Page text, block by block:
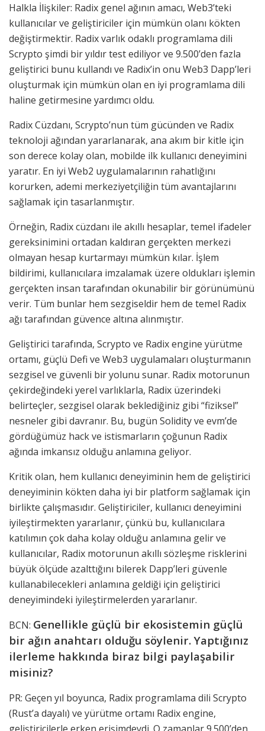
Halkla İlişkiler: Radix genel ağının amacı, Web3’teki
kullanıcılar ve geliştiriciler için mümkün olanı kökten
değiştirmektir. Radix varlık odaklı programlama dili
Scrypto şimdi bir yıldır test ediliyor ve 9.500’den fazla
geliştirici bunu kullandı ve Radix’in onu Web3 Dapp’leri
oluşturmak için mümkün olan en iyi programlama dili
haline getirmesine yardımcı oldu.
Radix Cüzdanı, Scrypto’nun tüm gücünden ve Radix
teknoloji ağından yararlanarak, ana akım bir kitle için
son derece kolay olan, mobilde ilk kullanıcı deneyimini
yaratır. En iyi Web2 uygulamalarının rahatlığını
korurken, ademi merkeziyetçiliğin tüm avantajlarını
sağlamak için tasarlanmıştır.
Örneğin, Radix cüzdanı ile akıllı hesaplar, temel ifadeler
gereksinimini ortadan kaldıran gerçekten merkezi
olmayan hesap kurtarmayı mümkün kılar. İşlem
bildirimi, kullanıcılara imzalamak üzere oldukları işlemin
gerçekten insan tarafından okunabilir bir görünümünü
verir. Tüm bunlar hem sezgiseldir hem de temel Radix
ağı tarafından güvence altına alınmıştır.
Geliştirici tarafında, Scrypto ve Radix engine yürütme
ortamı, güçlü Defi ve Web3 uygulamaları oluşturmanın
sezgisel ve güvenli bir yolunu sunar. Radix motorunun
çekirdeğindeki yerel varlıklarla, Radix üzerindeki
belirteçler, sezgisel olarak beklediğiniz gibi “fiziksel”
nesneler gibi davranır. Bu, bugün Solidity ve evm’de
gördüğümüz hack ve istismarların çoğunun Radix
ağında imkansız olduğu anlamına geliyor.
Kritik olan, hem kullanıcı deneyiminin hem de geliştirici
deneyiminin kökten daha iyi bir platform sağlamak için
birlikte çalışmasıdır. Geliştiriciler, kullanıcı deneyimini
iyileştirmekten yararlanır, çünkü bu, kullanıcılara
katılımın çok daha kolay olduğu anlamına gelir ve
kullanıcılar, Radix motorunun akıllı sözleşme risklerini
büyük ölçüde azalttığını bilerek Dapp’leri güvenle
kullanabilecekleri anlamına geldiği için geliştirici
deneyimindeki iyileştirmelerden yararlanır.
BCN: Genellikle güçlü bir ekosistemin güçlü
bir ağın anahtarı olduğu söylenir. Yaptığınız
ilerleme hakkında biraz bilgi paylaşabilir
misiniz?
PR: Geçen yıl boyunca, Radix programlama dili Scrypto
(Rust’a dayalı) ve yürütme ortamı Radix engine,